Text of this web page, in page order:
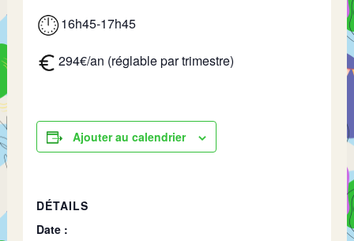
16h45-17h45
294€/an (réglable par trimestre)
Ajouter au calendrier
DÉTAILS
Date :